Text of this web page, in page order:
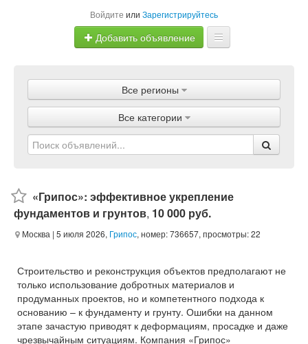
Войдите или Зарегистрируйтесь
Добавить объявление
Объявления
Магазины
Услуги
Все регионы
Все категории
«Грипос»: эффективное укрепление
фундаментов и грунтов, 10 000 руб.
Москва | 5 июля 2026, Грипос, номер: 736657, просмотры: 22
Строительство и реконструкция объектов предполагают не
только использование добротных материалов и
продуманных проектов, но и компетентного подхода к
основанию – к фундаменту и грунту. Ошибки на данном
этапе зачастую приводят к деформациям, просадке и даже
чрезвычайным ситуациям. Компания «Грипос»